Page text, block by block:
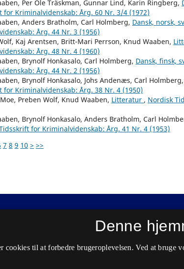
Per Ole Träskman, Gunnar Lind, Karin Ringberg,
for Kriminalvidenskab: Årg. 60 Nr. 3/4 (1972)
Anders Bratholm, Carl Holmberg, Dansk, norsk,
Årg. 44 Nr. 3 (1956)
Kaj Arentsen, Britt-Mari Perrson, Knud Waaben,
Årg. 48 Nr. 4 (1960)
Brynolf Honkasalo, Carl Holmberg, Dansk, finsk,
Årg. 44 Nr. 2 (1956)
Brynolf Honkasalo, Johs Andenæs, Carl Holmberg,
for Kriminalvidenskab: Årg. 38 Nr. 4 (1950)
Preben Wolf, Knud Waaben, Litteratur , Nordisk
Brynolf Honkasalo, Anders Bratholm, Carl
for Kriminalvidenskab: Årg. 41 Nr. 4 (1953)
7 8 9 10 > >>
for Kriminalvidenskab
(Online)
Denne
cookies til at forbedre brugeroplevelsen. Ved at